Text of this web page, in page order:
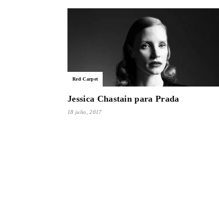
Red Carpet
Jessica Chastain para Prada
18 julio, 2017